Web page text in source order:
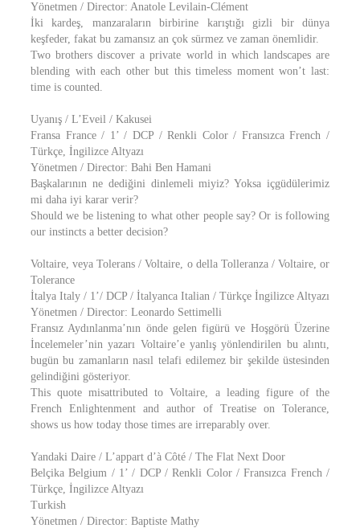
Yönetmen / Director: Anatole Levilain-Clément
İki kardeş, manzaraların birbirine karıştığı gizli bir dünya
keşfeder, fakat bu zamansız an çok sürmez ve zaman önemlidir.
Two brothers discover a private world in which landscapes are
blending with each other but this timeless moment won’t last:
time is counted.
Uyanış / L’Eveil / Kakusei
Fransa France / 1’ / DCP / Renkli Color / Fransızca French /
Türkçe, İngilizce Altyazı
Yönetmen / Director: Bahi Ben Hamani
Başkalarının ne dediğini dinlemeli miyiz? Yoksa içgüdülerimiz
mi daha iyi karar verir?
Should we be listening to what other people say? Or is following
our instincts a better decision?
Voltaire, veya Tolerans / Voltaire, o della Tolleranza / Voltaire, or
Tolerance
İtalya Italy / 1’/ DCP / İtalyanca Italian / Türkçe İngilizce Altyazı
Yönetmen / Director: Leonardo Settimelli
Fransız Aydınlanma’nın önde gelen figürü ve Hoşgörü Üzerine
İncelemeler’nin yazarı Voltaire’e yanlış yönlendirilen bu alıntı,
bugün bu zamanların nasıl telafi edilemez bir şekilde üstesinden
gelindiğini gösteriyor.
This quote misattributed to Voltaire, a leading figure of the
French Enlightenment and author of Treatise on Tolerance,
shows us how today those times are irreparably over.
Yandaki Daire / L’appart d’à Côté / The Flat Next Door
Belçika Belgium / 1’ / DCP / Renkli Color / Fransızca French /
Türkçe, İngilizce Altyazı
Turkish
Yönetmen / Director: Baptiste Mathy